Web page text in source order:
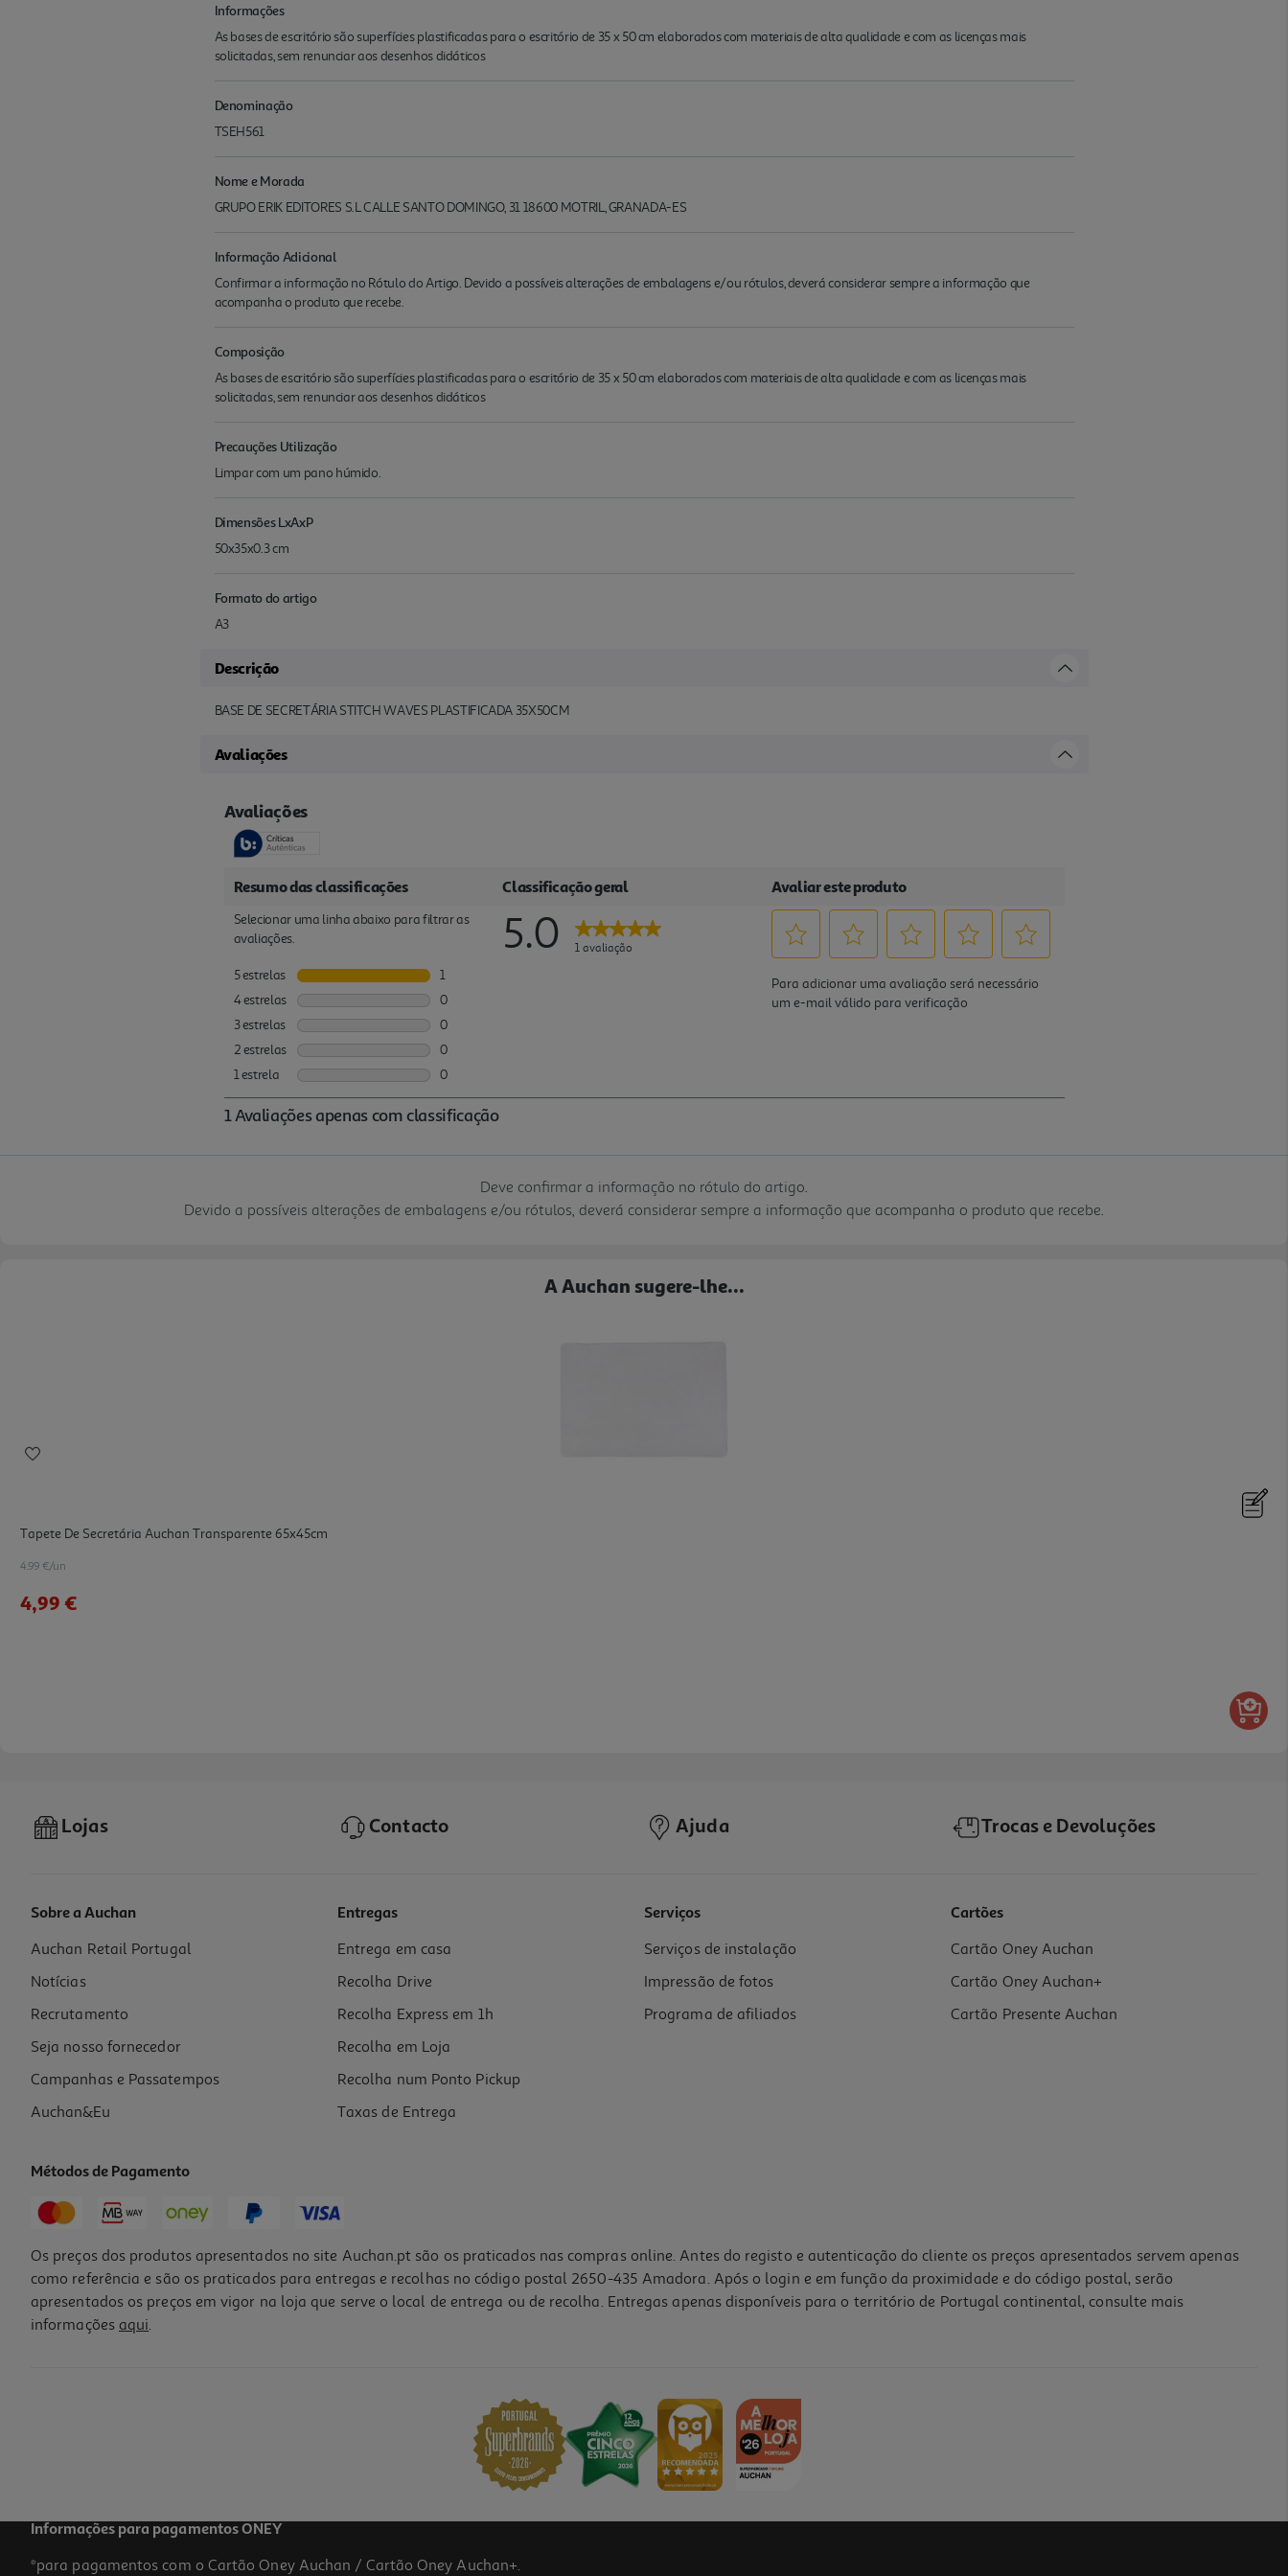
Informações
As bases de escritório são superfícies plastificadas para o escritório de 35 x 50 cm elaborados com materiais de alta qualidade e com as licenças mais
solicitadas, sem renunciar aos desenhos didáticos
Denominação
TSEH561
Nome e Morada
GRUPO ERIK EDITORES S.L CALLE SANTO DOMINGO, 31 18600 MOTRIL, GRANADA-ES
Informação Adicional
Confirmar a informação no Rótulo do Artigo. Devido a possíveis alterações de embalagens e/ou rótulos, deverá considerar sempre a informação que
acompanha o produto que recebe.
Composição
As bases de escritório são superfícies plastificadas para o escritório de 35 x 50 cm elaborados com materiais de alta qualidade e com as licenças mais
solicitadas, sem renunciar aos desenhos didáticos
Precauções Utilização
Limpar com um pano húmido.
Dimensões LxAxP
50x35x0.3 cm
Formato do artigo
A3
Descrição
BASE DE SECRETÁRIA STITCH WAVES PLASTIFICADA 35X50CM
Avaliações
Deve confirmar a informação no rótulo do artigo.
Devido a possíveis alterações de embalagens e/ou rótulos, deverá considerar sempre a informação que acompanha o produto que recebe.
A Auchan sugere-lhe...
Tapete De Secretária Auchan Transparente 65x45cm
4.99 €/un
4,99 €
Caixa De Papel Auchan 32x24x10.5cm
6.99 €/un
6,99 €
Lojas Contacto Ajuda Trocas e Devoluções
Sobre a Auchan
Auchan Retail Portugal
Notícias
Recrutamento
Seja nosso fornecedor
Campanhas e Passatempos
Auchan&Eu
Entregas
Entrega em casa
Recolha Drive
Recolha Express em 1h
Recolha em Loja
Recolha num Ponto Pickup
Taxas de Entrega
Serviços
Serviços de instalação
Impressão de fotos
Programa de afiliados
Cartões
Cartão Oney Auchan
Cartão Oney Auchan+
Cartão Presente Auchan
Métodos de Pagamento
Os preços dos produtos apresentados no site Auchan.pt são os praticados nas compras online. Antes do registo e autenticação do cliente os preços apresentados servem apenas
como referência e são os praticados para entregas e recolhas no código postal 2650-435 Amadora. Após o login e em função da proximidade e do código postal, serão
apresentados os preços em vigor na loja que serve o local de entrega ou de recolha. Entregas apenas disponíveis para o território de Portugal continental, consulte mais
informações aqui.
Informações para pagamentos ONEY
*para pagamentos com o Cartão Oney Auchan / Cartão Oney Auchan+.